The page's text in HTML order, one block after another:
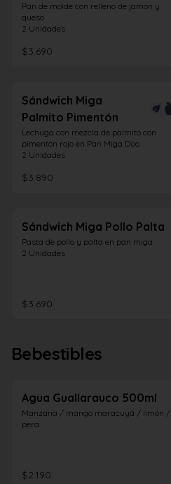
Pan de molde con relleno de jamón y
queso
2 Unidades
$3.690
Sándwich Miga
Palmito Pimentón
Lechuga con mezcla de palmito con
pimentón rojo en Pan Miga Dúo
2 Unidades
$3.890
Sándwich Miga Pollo Palta
Pasta de pollo y palta en pan miga
2 Unidades
$3.690
Bebestibles
Agua Guallarauco 500ml
Manzana / mango maracuyá / limón /
pera.
$2.190